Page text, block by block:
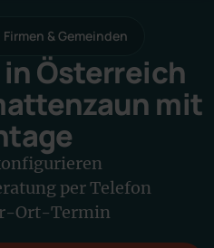
Firmen & Gemeinden
Österreich
mit
per Telefon
Ort-Termin